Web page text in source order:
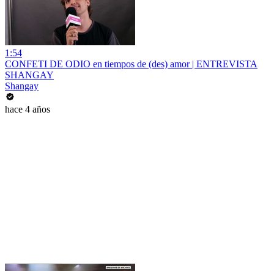
1:54
CONFETI DE ODIO en tiempos de (des) amor | ENTREVISTA
SHANGAY
Shangay
hace 4 años